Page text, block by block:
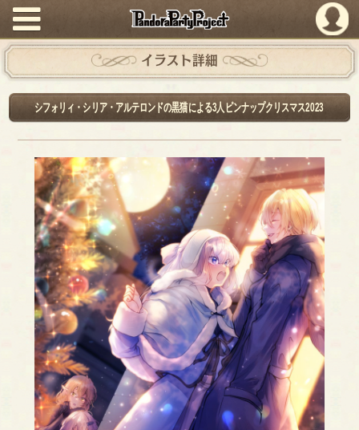
PandoraPartyProject
イラスト詳細
シフォリィ・シリア・アルテロンドの黒猫による3人ピンナップクリスマス2023